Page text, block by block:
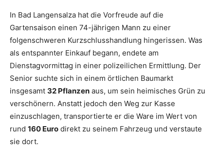
In Bad Langensalza hat die Vorfreude auf die
Gartensaison einen 74-jährigen Mann zu einer
folgenschweren Kurzschlusshandlung hingerissen. Was
als entspannter Einkauf begann, endete am
Dienstagvormittag in einer polizeilichen Ermittlung. Der
Senior suchte sich in einem örtlichen Baumarkt
insgesamt 32 Pflanzen aus, um sein heimisches Grün zu
verschönern. Anstatt jedoch den Weg zur Kasse
einzuschlagen, transportierte er die Ware im Wert von
rund 160 Euro direkt zu seinem Fahrzeug und verstaute
sie dort.